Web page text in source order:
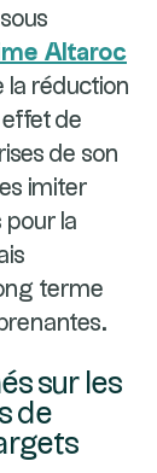
Altaroc
la réduction
de
de son
imiter
pour la
terme
sur les
de